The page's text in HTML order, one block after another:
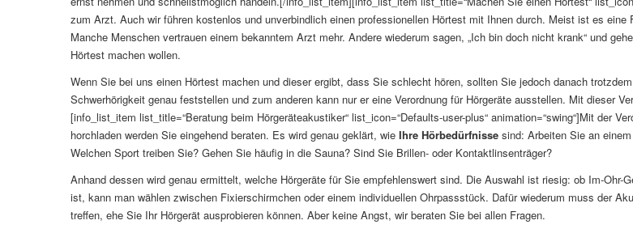
zum Arzt. Auch wir führen kostenlos und unverbindlich einen professionellen Hörtest mit Ihnen durch. Meist ist es
Manche Menschen vertrauen einem bekanntem Arzt mehr. Andere wiederum sagen, „Ich bin doch nicht krank“ und
Hörtest machen wollen.
Wenn Sie bei uns einen Hörtest machen und dieser ergibt, dass Sie schlecht hören, sollten Sie jedoch danach
Schwerhörigkeit genau feststellen und zum anderen kann nur er eine Verordnung für Hörgeräte ausstellen. Mit dieser
[info_list_item list_title=“Beratung beim Hörgeräteakustiker“ list_icon=“Defaults-user-plus“ animation=“swing“]Mit der
horchladen werden Sie eingehend beraten. Es wird genau geklärt, wie Ihre Hörbedürfnisse sind: Arbeiten Sie an
Welchen Sport treiben Sie? Gehen Sie häufig in die Sauna? Sind Sie Brillen- oder Kontaktlinsenträger?
Anhand dessen wird genau ermittelt, welche Hörgeräte für Sie empfehlenswert sind. Die Auswahl ist riesig: ob Im-Ohr-
ist, kann man wählen zwischen Fixierschirmchen oder einem individuellen Ohrpassstück. Dafür wiederum muss der
treffen, ehe Sie Ihr Hörgerät ausprobieren können. Aber keine Angst, wir beraten Sie bei allen Fragen.